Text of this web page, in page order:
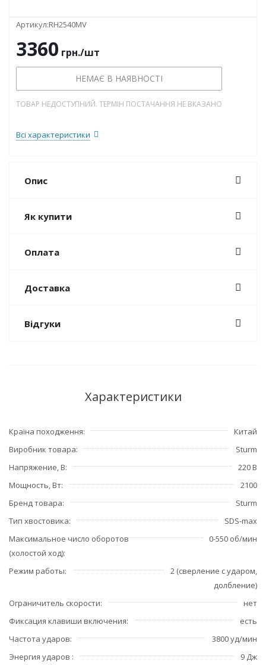
Артикул:RH2540MV
3360 грн./шт
НЕМАЄ В НАЯВНОСТІ
ТОВАР НЕДОСТУПНИЙ. ТЕРМІН ПОСТАЧАННЯ НЕ ВКАЗАНО
Всі характеристики
Опис
Як купити
Оплата
Доставка
Відгуки
Характеристики
Країна походження
Китай
Виробник товара
Sturm
Напряжение, В
220 В
Мощность, Вт
2100
Бренд товара
Sturm
Тип хвостовика
SDS-max
Максимальное число оборотов
(холостой ход)
0-550 об/мин
Режим работы
2 (сверление с ударом,
долбление)
Ограничитель скорости
нет
Фиксация клавиши включения
есть
Частота ударов
3800 уд/мин
Энергия ударов
9 Дж